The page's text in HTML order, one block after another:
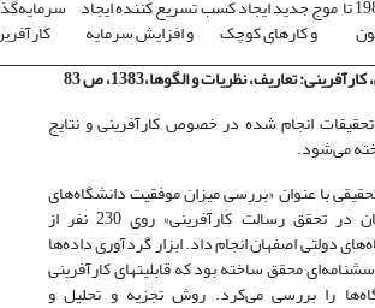
از 1980 تا موج جدید ایجاد کسب
و کارهای کوچک
تسریع کننده ایجاد
و افزایش سرمایه
تعاریف، نظریات و الگوها،1383، ص 83
انجام شده در خصوص کارآفرینی و نتایج
می‌شود.
(1387) تحقیقی با عنوان «بررسی میزان موفقیت دانشگاه‌های
دولتی شهر اصفهان در تحقق رسالت کارآفرینی» روی 230 نفر از
دولتی اصفهان انجام داد. ابزار گردآوری داده‌ها
محقق ساخته بود که قابلیتهای کارآفرینی
را بررسی می‌کرد. روش تجزیه و تحلیل و